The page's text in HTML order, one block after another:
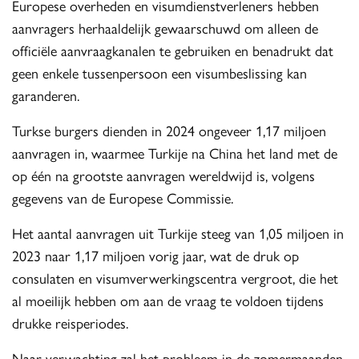
Europese overheden en visumdienstverleners hebben
aanvragers herhaaldelijk gewaarschuwd om alleen de
officiële aanvraagkanalen te gebruiken en benadrukt dat
geen enkele tussenpersoon een visumbeslissing kan
garanderen.
Turkse burgers dienden in 2024 ongeveer 1,17 miljoen
aanvragen in, waarmee Turkije na China het land met de
op één na grootste aanvragen wereldwijd is, volgens
gegevens van de Europese Commissie.
Het aantal aanvragen uit Turkije steeg van 1,05 miljoen in
2023 naar 1,17 miljoen vorig jaar, wat de druk op
consulaten en visumverwerkingscentra vergroot, die het
al moeilijk hebben om aan de vraag te voldoen tijdens
drukke reisperiodes.